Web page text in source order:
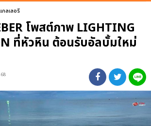
กลเลอรี
โพสต์ภาพ LIGHTING
ที่หัวหิน ต้อนรับอัลบั้มใหม่